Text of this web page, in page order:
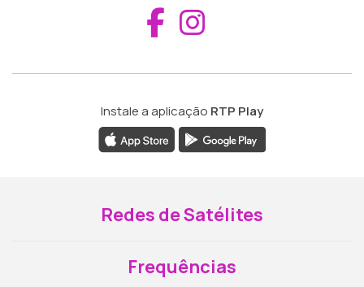
Aceder ao
Instale a aplicação RTP Play
Redes de Satélites
Frequências